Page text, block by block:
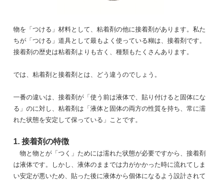
物を「つける」材料として、粘着剤の他に接着剤があります。私た
ちが「つける」道具として最もよく使っている糊は、接着剤です。
接着剤の歴史は粘着剤よりも古く、種類もたくさんあります。
では、粘着剤と接着剤とは、どう違うのでしょう。
一番の違いは、接着剤が「使う前は液体で、貼り付けると固体にな
る」のに対し、粘着剤は「液体と固体の両方の性質を持ち、常に濡
れた状態を安定して保っている」ことです。
1. 接着剤の特徴
物と物とが「つく」ためには濡れた状態が必要ですから、接着剤
は液体です。しかし、液体のままでは力がかかった時に流れてしま
い安定が悪いため、貼った後に液体から個体になるよう設計されて